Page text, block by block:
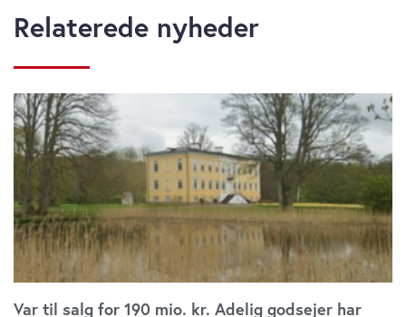
Relaterede nyheder
Var til salg for 190 mio. kr. Adelig godsejer har